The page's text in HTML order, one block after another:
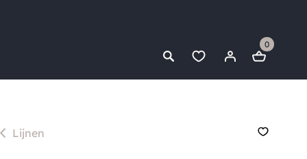
0
Lijnen